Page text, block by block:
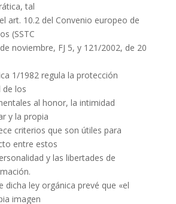
tal
art. 10.2 del Convenio europeo de
(SSTC
noviembre, FJ 5, y 121/2002, de 20
1/1982 regula la protección
de los
al honor, la intimidad
y la propia
criterios que son útiles para
entre estos
y las libertades de
dicha ley orgánica prevé que «el
imagen